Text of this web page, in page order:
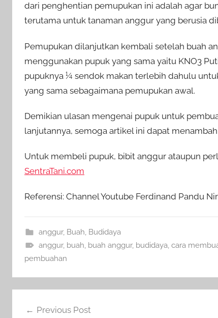
dari penghentian pemupukan ini adalah agar
terutama untuk tanaman anggur yang berusia
Pemupukan dilanjutkan kembali setelah buah
menggunakan pupuk yang sama yaitu KNO3
pupuknya ¼ sendok makan terlebih dahulu
yang sama sebagaimana pemupukan awal.
Demikian ulasan mengenai pupuk untuk
lanjutannya, semoga artikel ini dapat
Untuk membeli pupuk, bibit anggur ataupun
SentraTani.com
Referensi: Channel Youtube Ferdinand Pandu
anggur, Buah, Budidaya
anggur, buah, buah anggur, budidaya, cara
pembuahan
Previous Post